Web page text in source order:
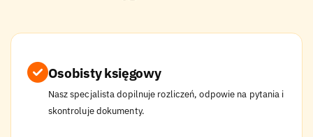
Osobisty księgowy
Nasz specjalista dopilnuje rozliczeń, odpowie na pytania i
skontroluje dokumenty.